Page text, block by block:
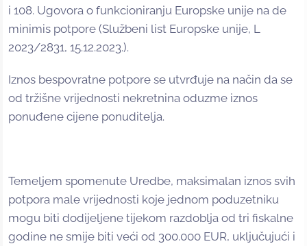
i 108. Ugovora o funkcioniranju Europske unije na de
minimis potpore (Službeni list Europske unije, L
2023/2831, 15.12.2023.).
Iznos bespovratne potpore se utvrđuje na način da se
od tržišne vrijednosti nekretnina oduzme iznos
ponuđene cijene ponuditelja.
Temeljem spomenute Uredbe, maksimalan iznos svih
potpora male vrijednosti koje jednom poduzetniku
mogu biti dodijeljene tijekom razdoblja od tri fiskalne
godine ne smije biti veći od 300.000 EUR, uključujući i